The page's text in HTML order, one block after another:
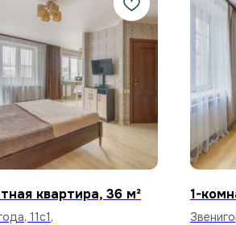
квартира, 36 м²
11с1,
1-